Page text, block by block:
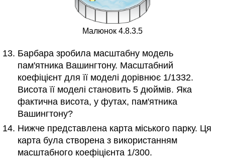
Малюнок 4.8.3.5
Барбара зробила масштабну модель
пам'ятника Вашингтону. Масштабний
коефіцієнт для її моделі дорівнює 1/1332.
Висота її моделі становить 5 дюймів. Яка
фактична висота, у футах, пам'ятника
Вашингтону?
Нижче представлена карта міського парку. Ця
карта була створена з використанням
масштабного коефіцієнта 1/300.